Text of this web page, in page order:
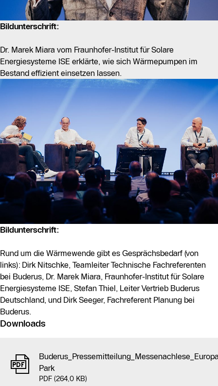
Bildunterschrift:
Dr. Marek Miara vom Fraunhofer-Institut für Solare
Energiesysteme ISE erklärte, wie sich Wärmepumpen im
Bestand effizient einsetzen lassen.
Bildunterschrift:
Rund um die Wärmewende gibt es Gesprächsbedarf (von
links): Dirk Nitschke, Teamleiter Technische Fachreferenten
bei Buderus, Dr. Marek Miara, Fraunhofer-Institut für Solare
Energiesysteme ISE, Stefan Thiel, Leiter Vertrieb Buderus
Deutschland, und Dirk Seeger, Fachreferent Planung bei
Buderus.
Downloads
Park
PDF (264,0 KB)